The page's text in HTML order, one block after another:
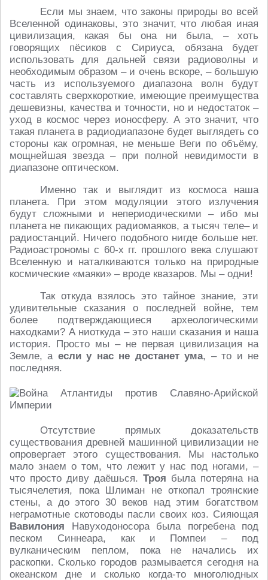
Если мы знаем, что законы природы во всей
Вселенной одинаковы, это значит, что любая иная
цивилизация, какая бы она ни была, – хоть
говорящих пёсиков с Сириуса, обязана будет
использовать для дальней связи радиоволны и
необходимым образом – и очень вскоре, – большую
часть из используемого диапазона волн будут
составлять сверхкороткие, имеющие преимущества
дешевизны, качества и точности, но и недостаток –
уход в космос через ионосферу. А это значит, что
такая планета в радиодиапазоне будет выглядеть со
стороны как огромная, не меньше Веги по объёму,
мощнейшая звезда – при полной невидимости в
диапазоне оптическом.
Именно так и выглядит из космоса наша
планета. При этом модуляции этого излучения
будут сложными и непериодическими – ибо мы
планета не пикающих радиомаяков, а тысяч теле– и
радиостанций. Ничего подобного нигде больше нет.
Радиоастрономы с 60-х гг. прошлого века слушают
Вселенную и наталкиваются только на природные
космические «маяки» – вроде квазаров. Мы – одни!
Так откуда взялось это тайное знание, эти
удивительные сказания о последней войне, тем
более подтверждающиеся археологическими
находками? А ниоткуда – это наши сказания и наша
история. Просто мы – не первая цивилизация на
Земле, а если у нас не достанет ума, – то и не
последняя.
Отсутствие прямых доказательств
существования древней машинной цивилизации не
опровергает этого существования. Мы настолько
мало знаем о том, что лежит у нас под ногами, –
что просто диву даёшься. Троя была потеряна на
тысячелетия, пока Шлиман не откопал троянские
стены, а до этого 30 веков над этим богатством
неграмотные скотоводы пасли своих коз. Сияющая
Вавилония Навуходоносора была погребена под
песком Синнеара, как и Помпеи – под
вулканическим пеплом, пока не начались их
раскопки. Сколько городов размывается сегодня на
океанском дне и сколько когда-то многолюдных